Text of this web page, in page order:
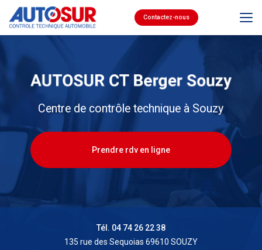
contenu
Contactez-nous
Centre de contrôle technique à Souzy
Prendre rdv en ligne
Tél. 04 74 26 22 38
135 rue des Sequoias 69610 SOUZY